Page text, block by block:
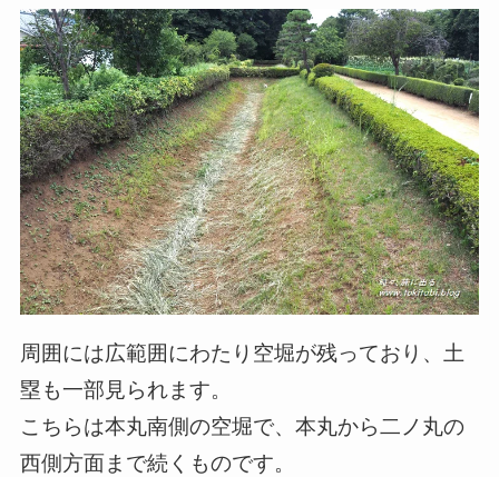
周囲には広範囲にわたり空堀が残っており、土
塁も一部見られます。
こちらは本丸南側の空堀で、本丸から二ノ丸の
西側方面まで続くものです。